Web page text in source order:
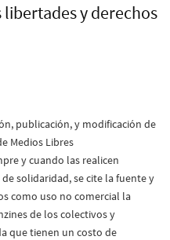
libertades y derechos
publicación, y modificación de
Medios Libres
y cuando las realicen
solidaridad, se cite la fuente y
como uso no comercial la
de los colectivos y
que tienen un costo de